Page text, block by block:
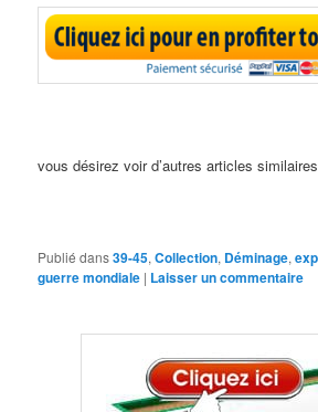
vous désirez voir d’autres articles
Publié dans39-45,Collection, Déminage,
guerre mondiale | Laisser un commentaire